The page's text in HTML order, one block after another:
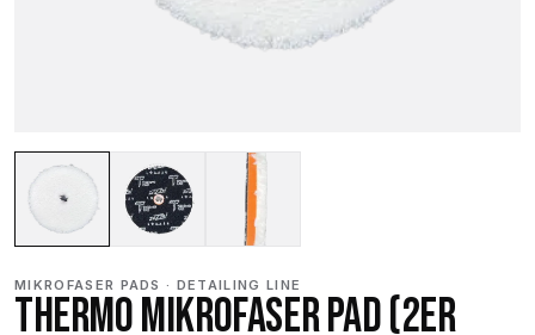
MIKROFASER PADS · DETAILING LINE
THERMO MIKROFASER PAD (2ER